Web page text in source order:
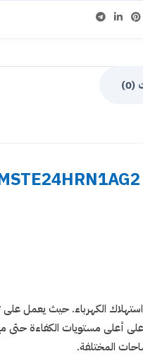
استهلاك الكهرباء. حيث يعمل
أعلى مستويات الكفاءة
المختلفة.